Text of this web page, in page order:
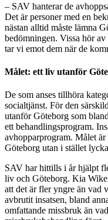
– SAV hanterar de
Det är personer med en
nästan alltid måste lämna
bedömningen. Vissa hör
tar vi emot dem när de
Målet: ett liv utanför
De som anses tillhöra
socialtjänst. För den
utanför Göteborg som
ett behandlingsprogram.
avhopparprogram. Målet
Göteborg utan i stället
SAV har hittills i år hjälpt
liv och Göteborg. Kia
att det är fler yngre än vad
avbrutit insatsen, bland
omfattande missbruk än